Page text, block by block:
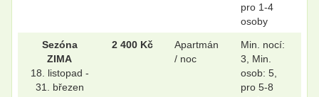
pro 1-4
osoby
Sezóna
ZIMA
18. listopad -
31. březen
2 400 Kč
Apartmán
/ noc
Min. nocí:
3, Min.
osob: 5,
pro 5-8